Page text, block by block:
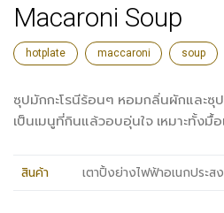
Macaroni Soup
hotplate maccaroni soup
ซุปมักกะโรนีร้อนๆ หอมกลิ่นผักและ
เป็นเมนูที่กินแล้วอบอุ่นใจ เหมาะทั้งมื้
สินค้า เตาปิ้งย่างไฟฟ้าอเนกประส